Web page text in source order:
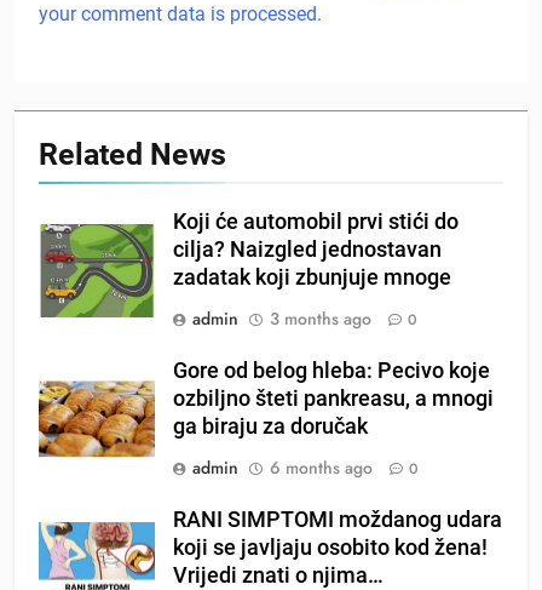
your comment data is processed.
Related News
Koji će automobil prvi stići do
cilja? Naizgled jednostavan
zadatak koji zbunjuje mnoge
admin
3 months ago 0
Gore od belog hleba: Pecivo koje
ozbiljno šteti pankreasu, a mnogi
ga biraju za doručak
admin
6 months ago 0
RANI SIMPTOMI moždanog udara
koji se javljaju osobito kod žena!
Vrijedi znati o njima…